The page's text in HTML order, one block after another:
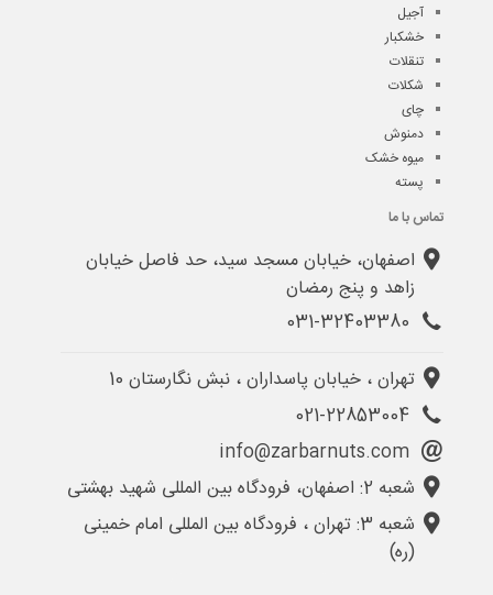
آجیل
خشکبار
تنقلات
شکلات
چای
دمنوش
میوه خشک
پسته
تماس با ما
اصفهان، خیابان مسجد سید، حد فاصل خیابان
زاهد و پنج رمضان
تهران ، خیابان پاسداران ، نبش نگارستان 10
شعبه 2: اصفهان، فرودگاه بین المللی شهید بهشتی
شعبه 3: تهران ، فرودگاه بین المللی امام خمینی
(ره)